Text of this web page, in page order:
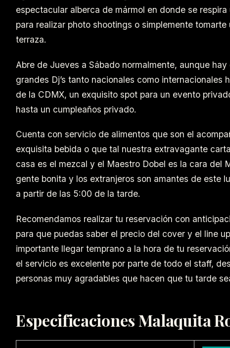
espectacular alberca de mármol en donde se
para realizar photo shootings o simplemente
terraza.
Abre de Jueves a Sábado normalmente, aunque
grandes Dj’s tanto nacionales como internacionales
de la CDMX, un exquisito spot para un evento
hasta un cumpleaños privado.
Cuenta con servicio de alimentos que son el
exquisita bebida o que tal nuestra extravagante
casa es el mezcal y el Maestro Dobel es la cara del
gente bonita y los extranjeros son amantes de este
a partir de las 5:00 de la tarde.
Recomendamos realizar tu reservación con
para que puedas saber el precio del cover y el line
importante llegar temprano a la hora de tu
el servicio es excelente por parte de todo el staff,
personas muy agradables que hacen que tu tarde
Especificaciones Malaquita